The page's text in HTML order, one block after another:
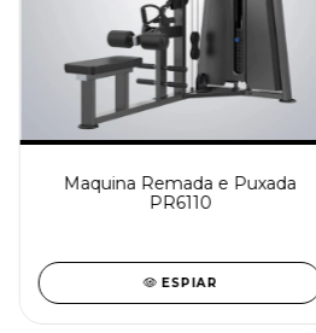
Maquina Remada e Puxada
PR6110
ESPIAR